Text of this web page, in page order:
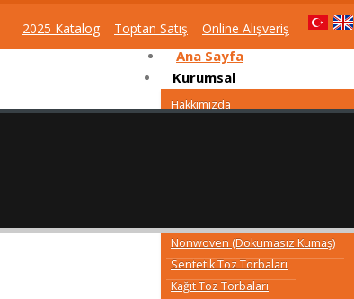
2025 Katalog Toptan Satış Online Alışveriş
Ana Sayfa
Kurumsal
Hakkımızda
Nonwoven (Dokumasız Kumaş)
Sentetik Toz Torbaları
Kağıt Toz Torbaları